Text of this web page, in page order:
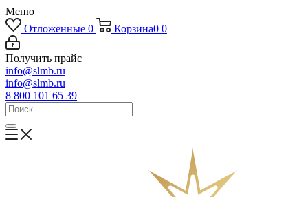
Меню
Отложенные 0 Корзина0 0
Получить прайс
info@slmb.ru
info@slmb.ru
8 800 101 65 39